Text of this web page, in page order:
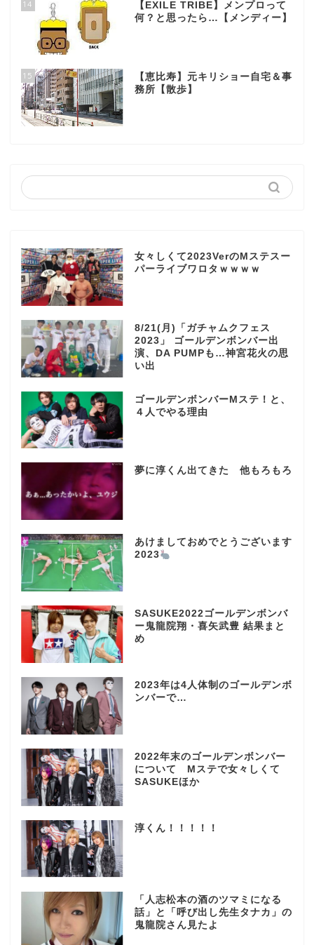
14
【EXILE TRIBE】メンプロって
何？と思ったら…【メンディー】
15
【恵比寿】元キリショー自宅＆事
務所【散歩】
女々しくて2023VerのMステスー
パーライブワロタｗｗｗｗ
8/21(月)「ガチャムクフェス
2023」 ゴールデンボンバー出
演、DA PUMPも…神宮花火の思
い出
ゴールデンボンバーMステ！と、
４人でやる理由
夢に淳くん出てきた 他もろもろ
あけましておめでとうございます
2023
SASUKE2022ゴールデンボンバ
ー鬼龍院翔・喜矢武豊 結果まと
め
2023年は4人体制のゴールデンボ
ンバーで…
2022年末のゴールデンボンバー
について Mステで女々しくて
SASUKEほか
淳くん！！！！！
「人志松本の酒のツマミになる
話」と「呼び出し先生タナカ」の
鬼龍院さん見たよ